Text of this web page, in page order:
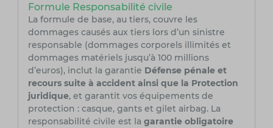
Formule Responsabilité civile
La formule de base, au tiers, couvre les
dommages causés aux tiers lors d’un sinistre
responsable (dommages corporels illimités et
dommages matériels jusqu’à 100 millions
d’euros), inclut la garantie Défense pénale et
recours suite à accident ainsi que la Protection
juridique, et garantit vos équipements de
protection : casque, gants et gilet airbag. La
responsabilité civile est la garantie obligatoire